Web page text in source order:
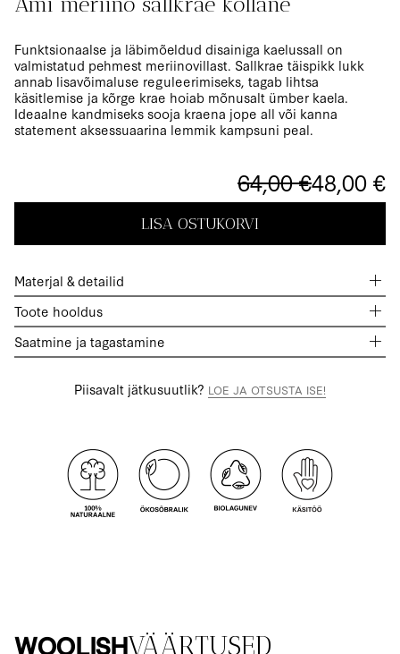
the
the
images
gallery
Funktsionaalse ja läbimõeldud disainiga kaelussall on
valmistatud pehmest meriinovillast. Sallkrae täispikk lukk
annab lisavõimaluse reguleerimiseks, tagab lihtsa
käsitlemise ja kõrge krae hoiab mõnusalt ümber kaela.
Ideaalne kandmiseks sooja kraena jope all või kanna
statement aksessuaarina lemmik kampsuni peal.
64,00 €48,00 €
LISA OSTUKORVI
Materjal & detailid
Toote hooldus
Saatmine ja tagastamine
Piisavalt jätkusuutlik? LOE JA OTSUSTA ISE!
WOOLISHVÄÄRTUSED